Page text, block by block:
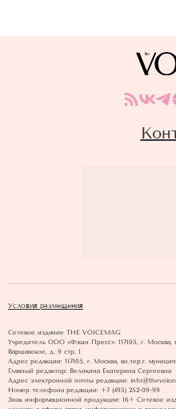
Условия размещения
Сетевое издание THE VOICEMAG
Учредитель ООО «Фэшн Пресс»: 117105, г. Москва,
Варшавское, д. 9 стр. 1
Адрес редакции: 117105, г. Москва, вн.тер.г.
Главный редактор: Великина Екатерина Сергеевна
Адрес электронной почты редакции:
Номер телефона редакции: +7 (495) 252-09-99
Знак информационной продукции: 16+ Cетевое